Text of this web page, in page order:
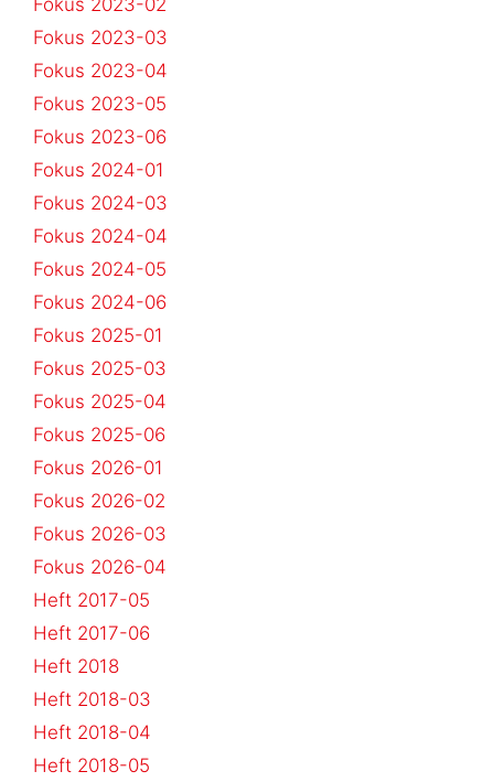
Fokus 2023-02
Fokus 2023-03
Fokus 2023-04
Fokus 2023-05
Fokus 2023-06
Fokus 2024-01
Fokus 2024-03
Fokus 2024-04
Fokus 2024-05
Fokus 2024-06
Fokus 2025-01
Fokus 2025-03
Fokus 2025-04
Fokus 2025-06
Fokus 2026-01
Fokus 2026-02
Fokus 2026-03
Fokus 2026-04
Heft 2017-05
Heft 2017-06
Heft 2018
Heft 2018-03
Heft 2018-04
Heft 2018-05